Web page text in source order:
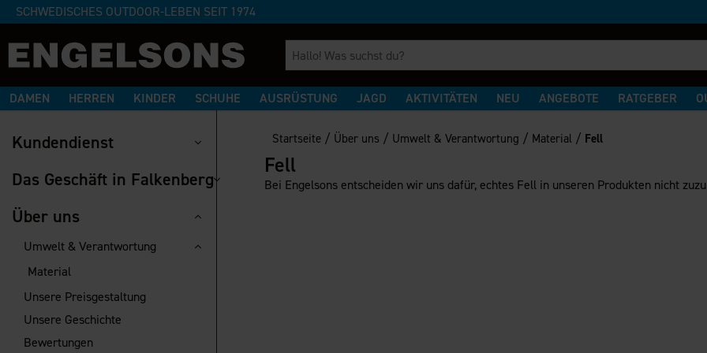
SCHWEDISCHES OUTDOOR-LEBEN SEIT 1974
DAMEN HERREN KINDER SCHUHE AUSRÜSTUNG JAGD AKTIVITÄTEN NEU ANGEBOTE RATGEBER
Kundendienst
Das Geschäft in Falkenberg
Über uns
Umwelt & Verantwortung
Material
Unsere Preisgestaltung
Unsere Geschichte
Bewertungen
Startseite / Über uns / Umwelt & Verantwortung / Material / Fell
Fell
Bei Engelsons entscheiden wir uns dafür, echtes Fell in unseren Produkten nicht